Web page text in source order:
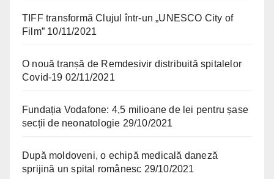
TIFF transformă Clujul într-un „UNESCO City of
Film” 10/11/2021
O nouă tranșă de Remdesivir distribuită spitalelor
Covid-19 02/11/2021
Fundația Vodafone: 4,5 milioane de lei pentru șase
secții de neonatologie 29/10/2021
După moldoveni, o echipă medicală daneză
sprijină un spital românesc 29/10/2021